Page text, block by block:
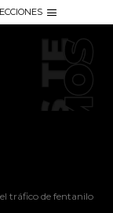
tráfico de fentanilo